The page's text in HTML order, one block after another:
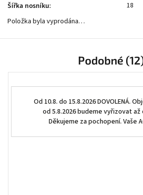
Od 10.8. do 15.8.2026 DOVOLENÁ.
od 5.8.2026 budeme vyřizovat až
Děkujeme za pochopení. Vaše
Šířka nosníku:
18
Položka byla vyprodána…
Podobné